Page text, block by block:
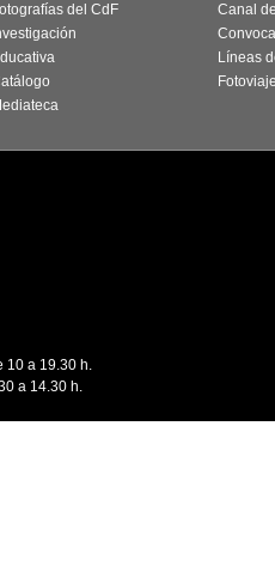
del CdF
Canal
Líneas
10 a 19.30 h.
a 14.30 h.